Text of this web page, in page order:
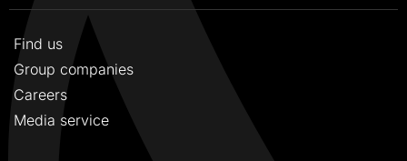
Find us
Group companies
Careers
Media service